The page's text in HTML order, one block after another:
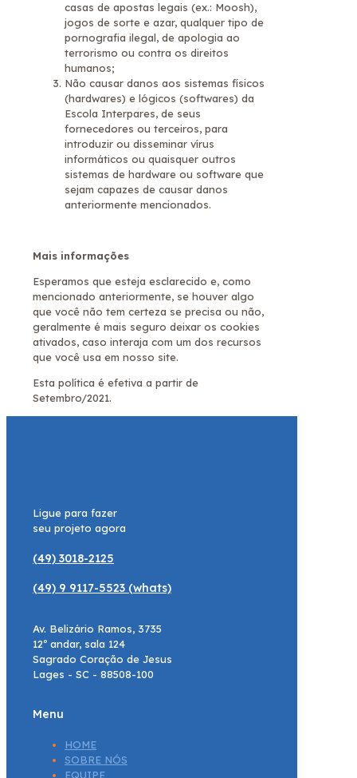
casas de apostas legais (ex.: Moosh),
jogos de sorte e azar, qualquer tipo de
pornografia ilegal, de apologia ao
terrorismo ou contra os direitos
humanos;
Não causar danos aos sistemas físicos
(hardwares) e lógicos (softwares) da
Escola Interpares, de seus
fornecedores ou terceiros, para
introduzir ou disseminar vírus
informáticos ou quaisquer outros
sistemas de hardware ou software que
sejam capazes de causar danos
anteriormente mencionados.
Mais informações
Esperamos que esteja esclarecido e, como
mencionado anteriormente, se houver algo
que você não tem certeza se precisa ou não,
geralmente é mais seguro deixar os cookies
ativados, caso interaja com um dos recursos
que você usa em nosso site.
Esta política é efetiva a partir de
Setembro/2021.
Ligue para fazer
seu projeto agora
(49) 3018-2125
(49) 9 9117-5523 (whats)
Av. Belizário Ramos, 3735
12º andar, sala 124
Sagrado Coração de Jesus
Lages - SC - 88508-100
Menu
HOME
SOBRE NÓS
EQUIPE